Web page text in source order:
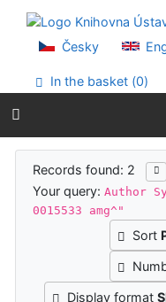
Go to menu
Accessibility
Česky
In the basket (0)
Search
Records found: 2
Your query:Author
0015533 amg^"
Sort
Display format